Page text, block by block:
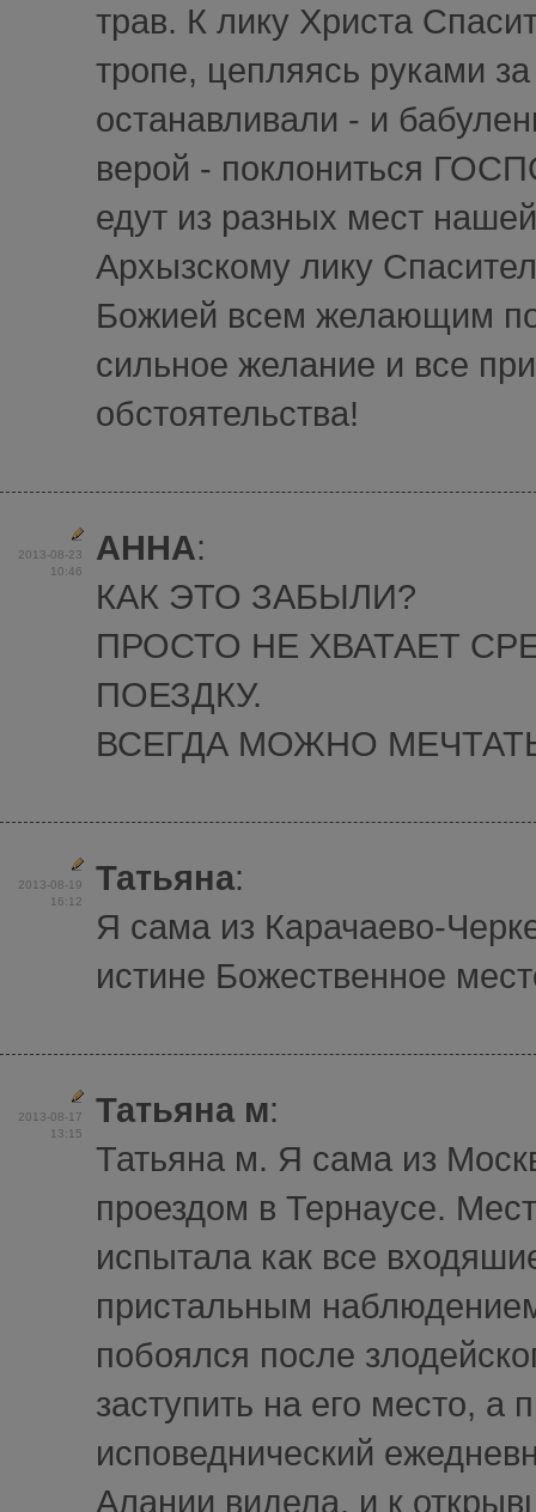
трав. К лику Христа
тропе, цепляясь руками
останавливали - и
верой - поклониться
едут из разных мест
Архызскому лику
Божией всем желающим
сильное желание и все
обстоятельства!
2013-08-23
10:46
АННА:
КАК ЭТО ЗАБЫЛИ?
ПРОСТО НЕ ХВАТАЕТ
ПОЕЗДКУ.
ВСЕГДА МОЖНО
2013-08-19
16:12
Татьяна:
Я сама из Карачаево-
истине Божественное
2013-08-17
13:15
Татьяна м:
Татьяна м. Я сама из
проездом в Тернаусе.
испытала как все
пристальным
побоялся после
заступить на его место, а
исповеднический
Алании видела, и к